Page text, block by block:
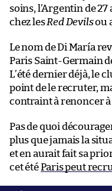
soins, l’Argentin de
chez lesRed Devilsou
Le nom de Di María
Paris Saint-Germain
L’été dernier déjà, le
point de le recruter,
contraint à renoncer
Pas de quoi
plus que jamais la
et en aurait fait sa
cet étéParis peut